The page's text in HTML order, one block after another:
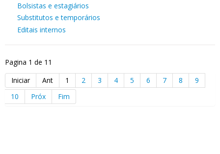
Bolsistas e estagiários
Substitutos e temporários
Editais internos
Pagina 1 de 11
Iniciar
Ant 1 2 3 4 5 6 7 8
9
10
Próx Fim